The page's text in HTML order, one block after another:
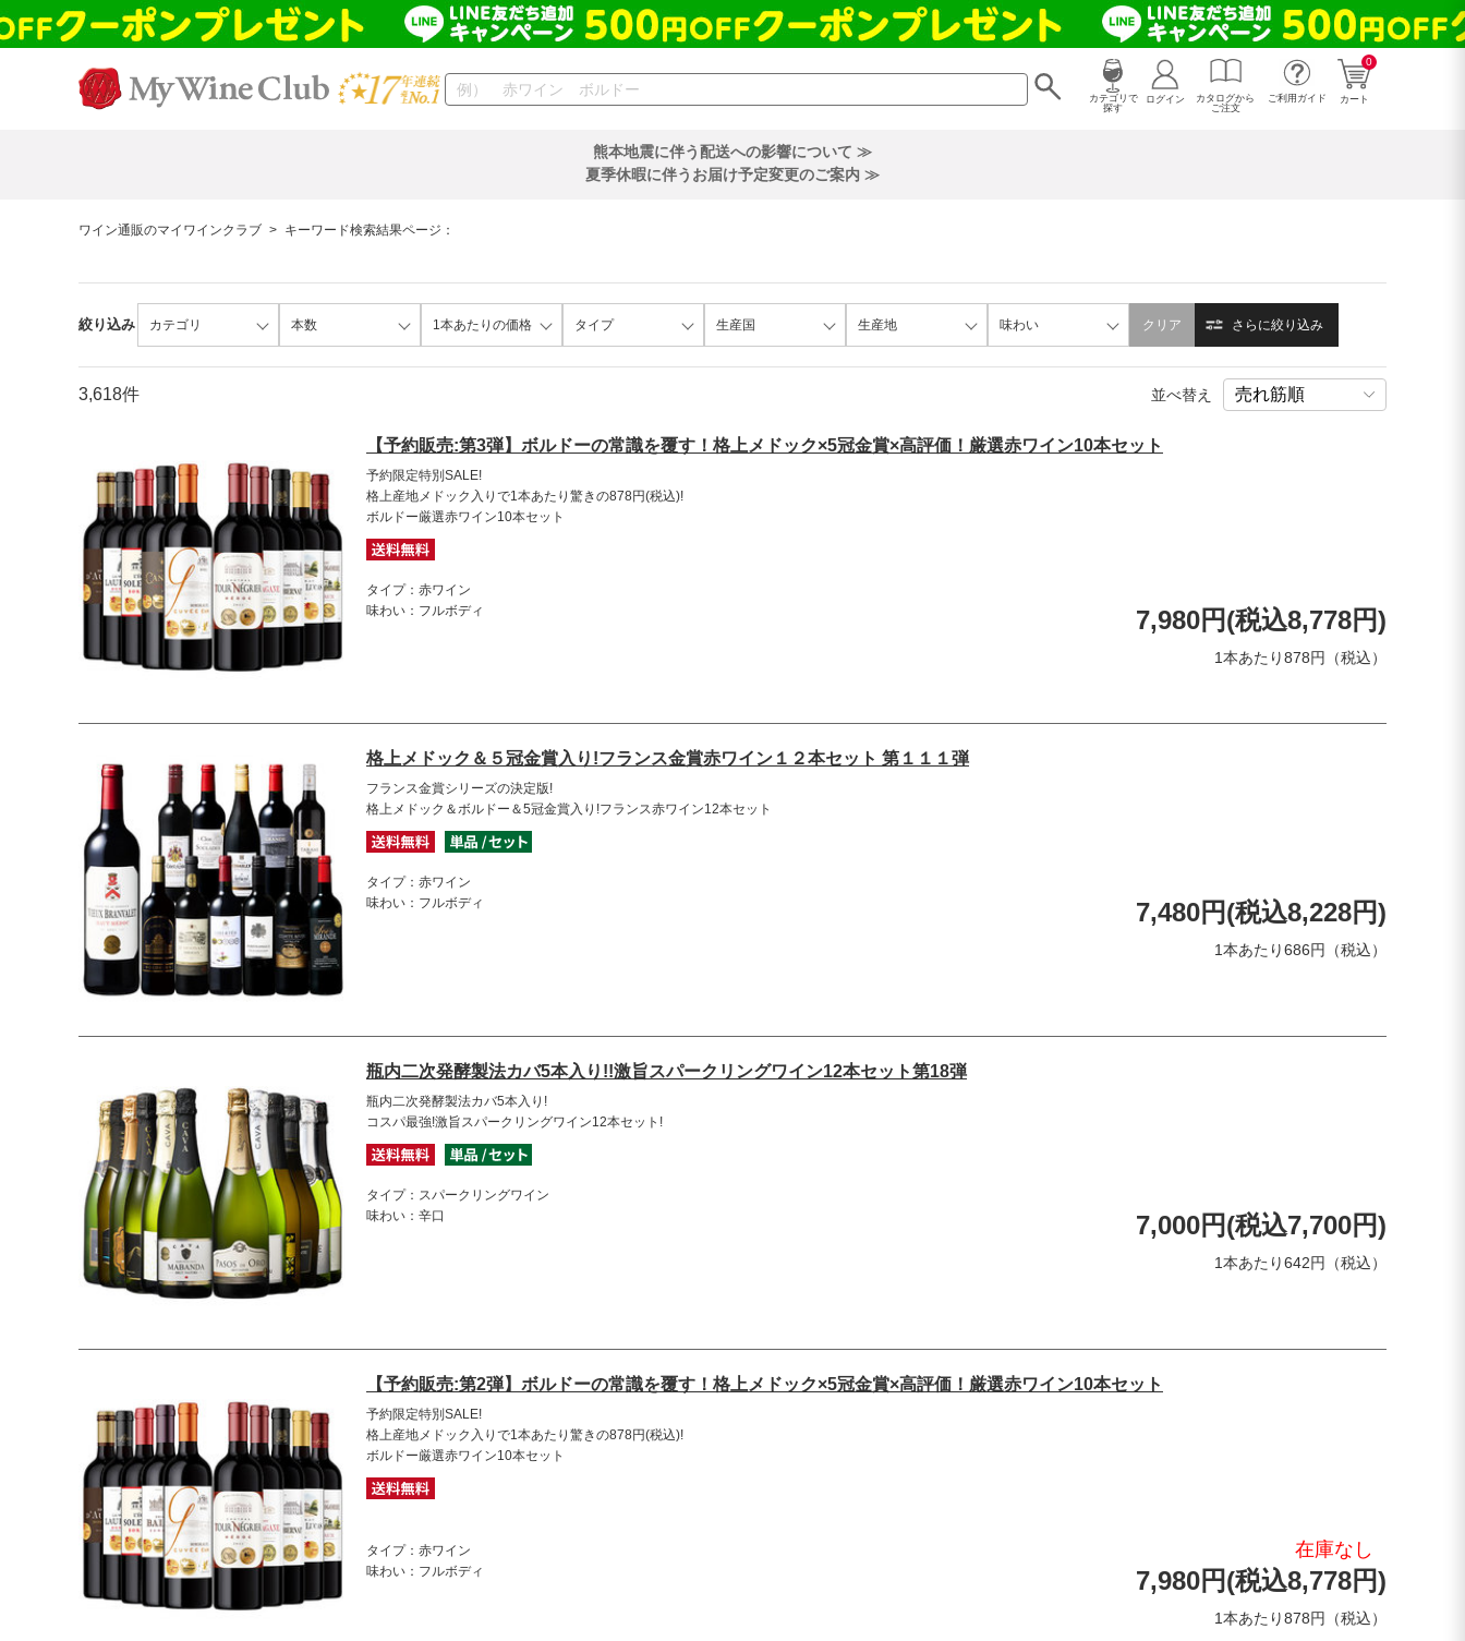
カテゴリで
探す
0
カート
ログイン
カタログから
ご注文
ご利用ガイド
熊本地震に伴う配送への影響について ≫
夏季休暇に伴うお届け予定変更のご案内 ≫
ワイン通販のマイワインクラブ > キーワード検索結果ページ：
絞り込み カテゴリ 本数 1本あたりの価格 タイプ 生産国 生産地 味わい クリア さらに絞り込み
3,618件 並べ替え
【予約販売:第3弾】ボルドーの常識を覆す！格上メドック×5冠金賞×高評価！厳選赤ワイン10本セット
予約限定特別SALE!
格上産地メドック入りで1本あたり驚きの878円(税込)!
ボルドー厳選赤ワイン10本セット
タイプ：赤ワイン
味わい：フルボディ
7,980円(税込8,778円)
1本あたり878円（税込）
格上メドック＆５冠金賞入り!フランス金賞赤ワイン１２本セット 第１１１弾
フランス金賞シリーズの決定版!
格上メドック＆ボルドー＆5冠金賞入り!フランス赤ワイン12本セット
タイプ：赤ワイン
味わい：フルボディ
7,480円(税込8,228円)
1本あたり686円（税込）
瓶内二次発酵製法カバ5本入り!!激旨スパークリングワイン12本セット第18弾
瓶内二次発酵製法カバ5本入り!
コスパ最強!激旨スパークリングワイン12本セット!
タイプ：スパークリングワイン
味わい：辛口
7,000円(税込7,700円)
1本あたり642円（税込）
【予約販売:第2弾】ボルドーの常識を覆す！格上メドック×5冠金賞×高評価！厳選赤ワイン10本セット
予約限定特別SALE!
格上産地メドック入りで1本あたり驚きの878円(税込)!
ボルドー厳選赤ワイン10本セット
タイプ：赤ワイン
味わい：フルボディ
在庫なし
7,980円(税込8,778円)
1本あたり878円（税込）